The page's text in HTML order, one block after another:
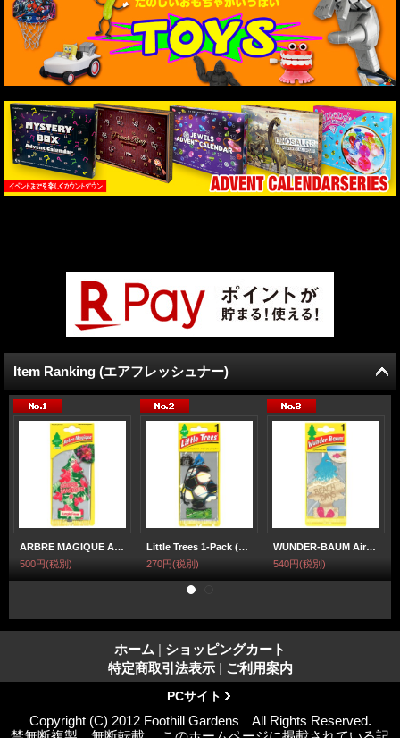
Item Ranking (エアフレッシュナー)
ARBRE MAGIQUE Air Freshener ( Jungle Fever )【メール便OK】
500円(税別)
Little Trees 1-Pack (Soccer)【 2026 限定 】【メール便OK】
270円(税別)
WUNDER-BAUM AirFreshener ( Beach Days ) 【メール便OK】
540円(税別)
ホーム | ショッピングカート
特定商取引法表示 | ご利用案内
PCサイト
Copyright (C) 2012 Foothill Gardens All Rights Reserved.